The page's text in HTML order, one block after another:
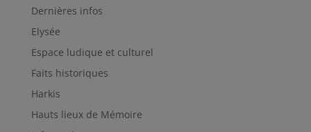
Dernières infos
Elysée
Espace ludique et culturel
Faits historiques
Harkis
Hauts lieux de Mémoire